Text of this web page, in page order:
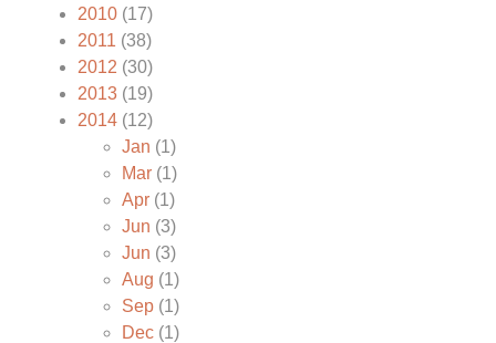
2010(17)
2011 (38)
2012 (30)
2013(19)
2014(12)
Jan (1)
Mar(1)
Apr(1)
Jun (3)
Jun (3)
Aug (1)
Sep(1)
Dec(1)